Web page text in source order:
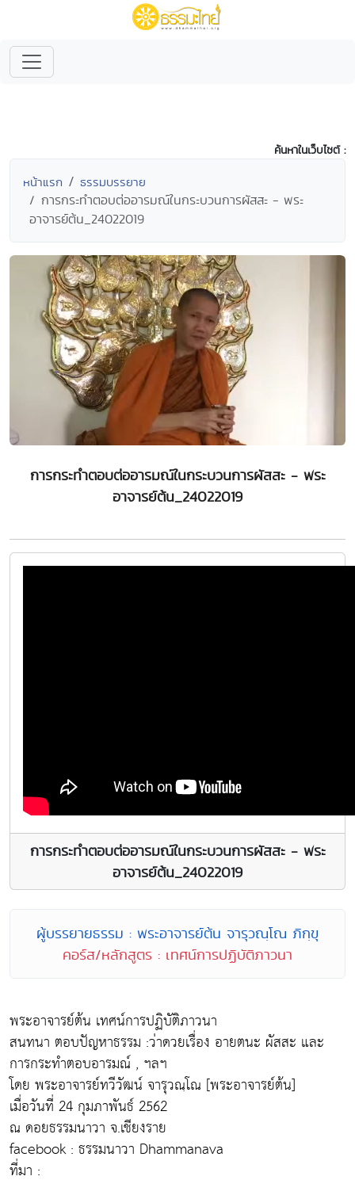
ค้นหาในเว็บไซต์ :
หน้าแรก ธรรมบรรยาย
การกระทำตอบต่ออารมณ์ในกระบวนการผัสสะ - พระ
อาจารย์ต้น_24022019
การกระทำตอบต่ออารมณ์ในกระบวนการผัสสะ - พระ
อาจารย์ต้น_24022019
การกระทำตอบต่ออารมณ์ในกระบวนการผัสสะ - พระ
อาจารย์ต้น_24022019
ผู้บรรยายธรรม : พระอาจารย์ต้น จารุวณฺโณ ภิกฺขุ
คอร์ส/หลักสูตร : เทศน์การปฏิบัติภาวนา
พระอาจารย์ต้น เทศน์การปฏิบัติภาวนา
สนทนา ตอบปัญหาธรรม :ว่าดวยเรื่อง อายตนะ ผัสสะ และ
การกระทำตอบอารมณ์ , ฯลฯ
โดย พระอาจารย์ทวีวัฒน์ จารุวณฺโณ [พระอาจารย์ต้น]
เมื่อวันที่ 24 กุมภาพันธ์ 2562
ณ ดอยธรรมนาวา จ.เชียงราย
facebook : ธรรมนาวา Dhammanava
ที่มา :